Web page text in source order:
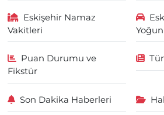
Eskişehir Namaz
Vakitleri
Puan Durumu ve
Fikstür
Son Dakika Haberleri